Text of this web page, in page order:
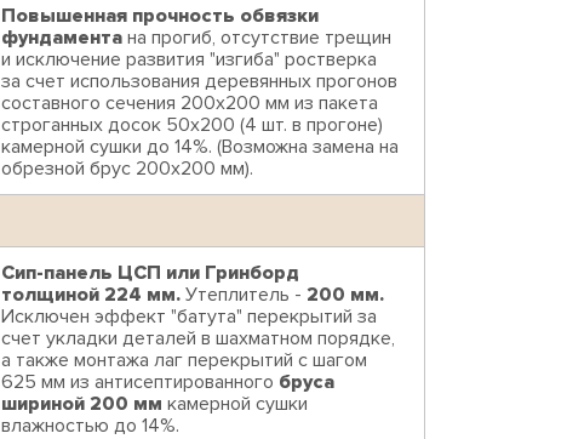
Повышенная прочность обвязки
фундамента на прогиб, отсутствие трещин
и исключение развития "изгиба" ростверка
за счет использования деревянных прогонов
составного сечения 200х200 мм из пакета
строганных досок 50х200 (4 шт. в прогоне)
камерной сушки до 14%. (Возможна замена на
обрезной брус 200х200 мм).
Сип-панель ЦСП или Гринборд
толщиной 224 мм. Утеплитель - 200 мм.
Исключен эффект "батута" перекрытий за
счет укладки деталей в шахматном порядке,
а также монтажа лаг перекрытий с шагом
625 мм из антисептированного бруса
шириной 200 мм камерной сушки
влажностью до 14%.